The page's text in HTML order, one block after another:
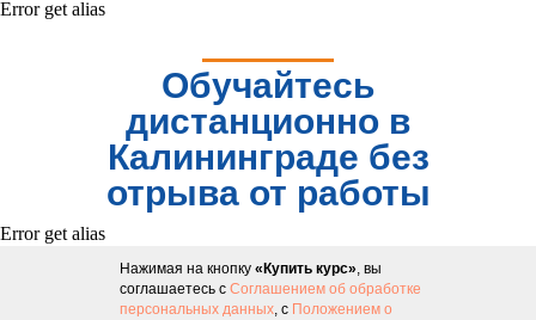
Error get alias
Обучайтесь
дистанционно в
Калининграде без
отрыва от работы
Error get alias
Нажимая на кнопку «Купить курс», вы
соглашаетесь с Соглашением об обработке
персональных данных, с Положением о